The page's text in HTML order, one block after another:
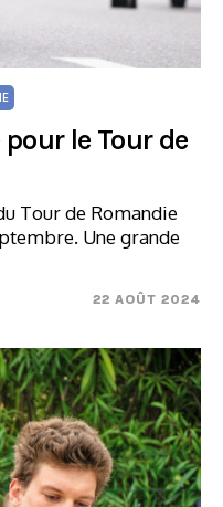
le Tour de
Tour de Romandie
Une grande
22 AOÛT 2024